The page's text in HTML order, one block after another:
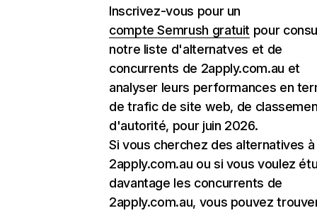
Inscrivez-vous pour un
compte Semrush gratuit pour
notre liste d'alternatves et de
concurrents de 2apply.com.au et
analyser leurs performances en
de trafic de site web, de
d'autorité, pour juin 2026.
Si vous cherchez des alternatives à
2apply.com.au ou si vous voulez
davantage les concurrents de
2apply.com.au, vous pouvez